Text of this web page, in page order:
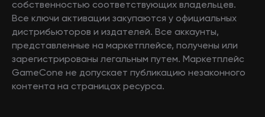
собственностью соответствующих владельцев.
Все ключи активации закупаются у официальных
дистрибьюторов и издателей. Все аккаунты,
представленные на маркетплейсе, получены или
зарегистрированы легальным путем. Маркетплейс
GameCone не допускает публикацию незаконного
контента на страницах ресурса.